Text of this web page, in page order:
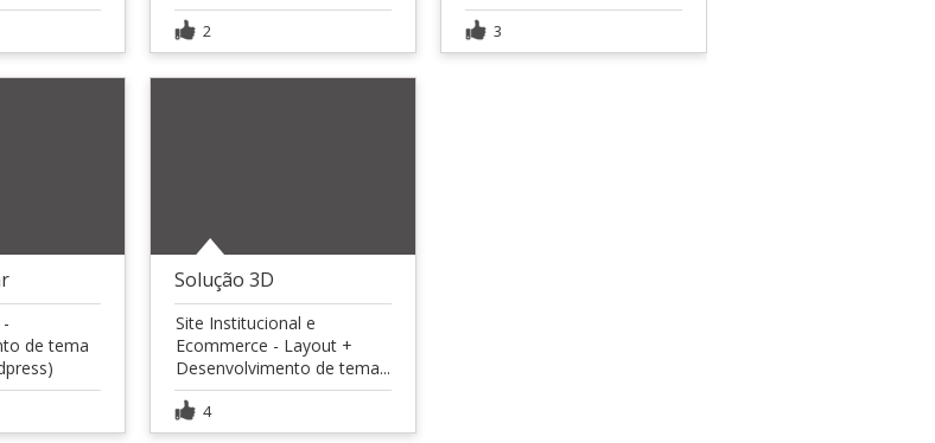
2 3
de tema
Solução 3D
Site Institucional e
Ecommerce - Layout +
Desenvolvimento de tema...
4